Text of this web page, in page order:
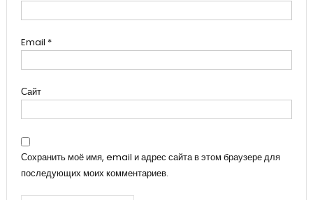
Email *
Сайт
Сохранить моё имя, email и адрес сайта в этом браузере для
последующих моих комментариев.